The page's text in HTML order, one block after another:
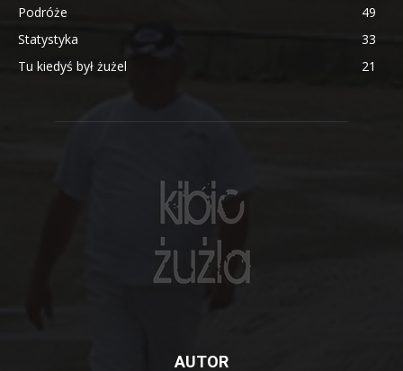
Podróże
49
Statystyka
33
Tu kiedyś był żużel
21
AUTOR